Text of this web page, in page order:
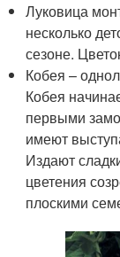
Луковица
несколько
сезоне.
Кобея –
Кобея
первыми
имеют
Издают
цветения
плоскими